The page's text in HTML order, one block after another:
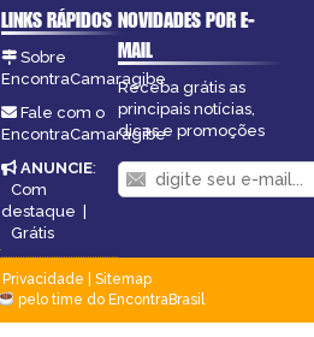
LINKS RÁPIDOS
Sobre
EncontraCamaragibe
Fale com o
EncontraCamaragibe
ANUNCIE:
Com
destaque |
Grátis
NOVIDADES POR E-
MAIL
Receba grátis as
principais notícias,
dicas e promoções
Privacidade
Sitemap
pelo time do EncontraBrasil